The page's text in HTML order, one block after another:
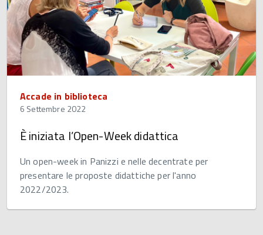
Accade in biblioteca
6 Settembre 2022
È iniziata l’Open-Week didattica
Un open-week in Panizzi e nelle decentrate per
presentare le proposte didattiche per l'anno
2022/2023.